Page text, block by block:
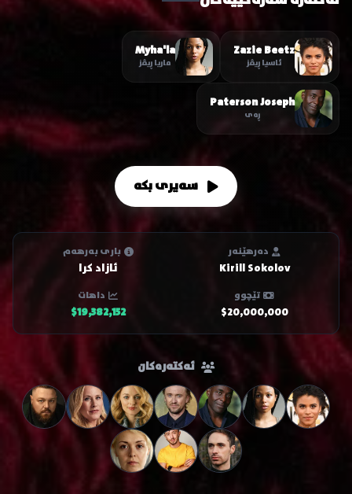
Zazie Beetz
ئاسیا ڕیڤز
Myha'la
ماریا ڕیڤز
Paterson Joseph
ڕەی
سەیری بکە
دەرهێنەر
Kirill Sokolov
باری بەرهەم
ئازاد کرا
تێچوو
$20,000,000
داهات
$19,382,152
ئەکتەرەکان